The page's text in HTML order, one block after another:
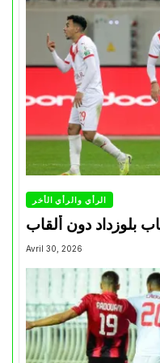
الرأي والرأي الأخر
بلوزداد دون ألقاب
Avril 30, 2026